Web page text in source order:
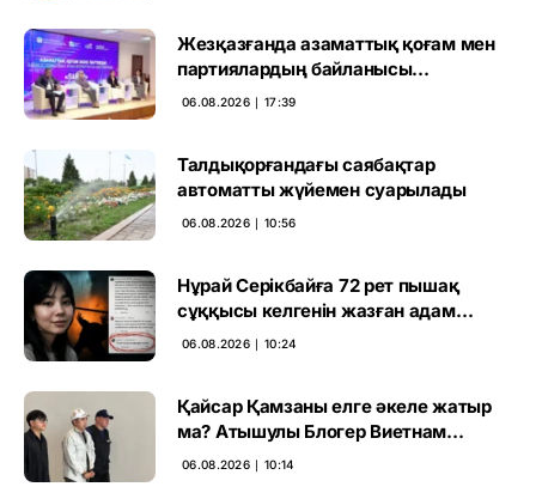
Жезқазғанда азаматтық қоғам мен
партиялардың байланысы
талқыланды
06.08.2026 ∣ 17:39
Талдықорғандағы саябақтар
автоматты жүйемен суарылады
06.08.2026 ∣ 10:56
Нұрай Серікбайға 72 рет пышақ
сұққысы келгенін жазған адам
ұсталды
06.08.2026 ∣ 10:24
Қайсар Қамзаны елге әкеле жатыр
ма? Атышулы Блогер Виетнам
әуежайында көзге түсті
06.08.2026 ∣ 10:14